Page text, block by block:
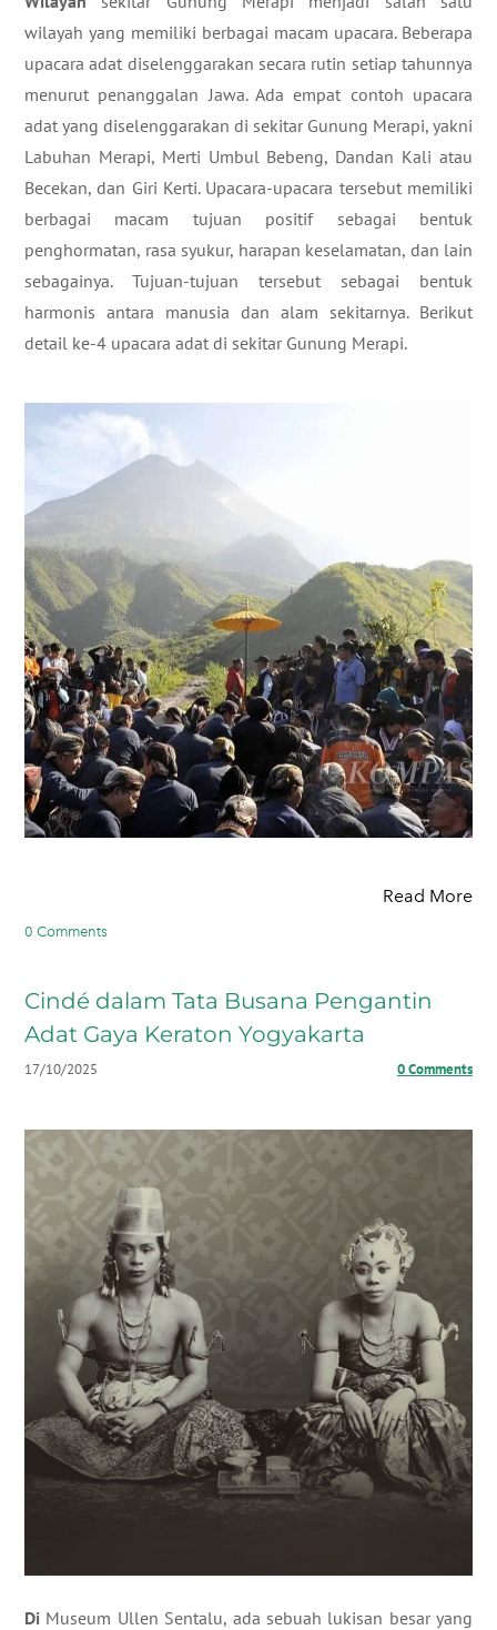
wilayah yang memiliki berbagai macam upacara. Beberapa
upacara adat diselenggarakan secara rutin setiap tahunnya
menurut penanggalan Jawa. Ada empat contoh upacara
adat yang diselenggarakan di sekitar Gunung Merapi, yakni
Labuhan Merapi, Merti Umbul Bebeng, Dandan Kali atau
Becekan, dan Giri Kerti. Upacara-upacara tersebut memiliki
berbagai macam tujuan positif sebagai bentuk
penghormatan, rasa syukur, harapan keselamatan, dan lain
sebagainya. Tujuan-tujuan tersebut sebagai bentuk
harmonis antara manusia dan alam sekitarnya. Berikut
detail ke-4 upacara adat di sekitar Gunung Merapi.
Read More
0 Comments
Cindé dalam Tata Busana Pengantin
Adat Gaya Keraton Yogyakarta
17/10/2025 0 Comments
Di Museum Ullen Sentalu, ada sebuah lukisan besar yang